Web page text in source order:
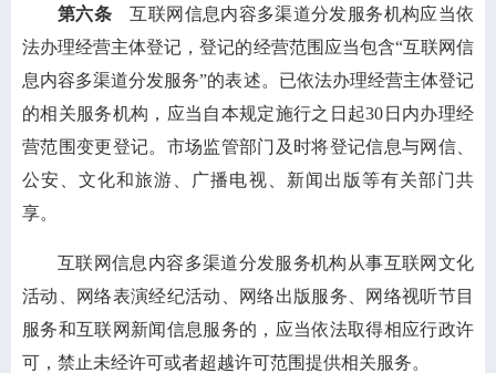
第六条 互联网信息内容多渠道分发服务机构应当依
法办理经营主体登记，登记的经营范围应当包含“互联网信
息内容多渠道分发服务”的表述。已依法办理经营主体登记
的相关服务机构，应当自本规定施行之日起30日内办理经
营范围变更登记。市场监管部门及时将登记信息与网信、
公安、文化和旅游、广播电视、新闻出版等有关部门共
享。
互联网信息内容多渠道分发服务机构从事互联网文化
活动、网络表演经纪活动、网络出版服务、网络视听节目
服务和互联网新闻信息服务的，应当依法取得相应行政许
可，禁止未经许可或者超越许可范围提供相关服务。